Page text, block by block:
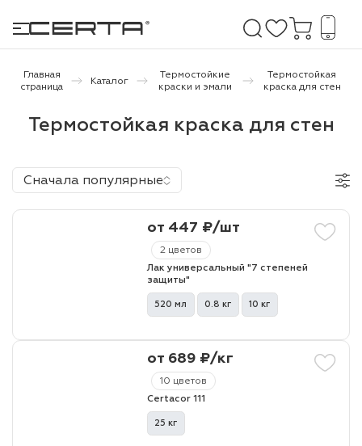
покрытия
Главная
страница
Каталог
Термостойкие
краски и эмали
Термостойкая
краска для стен
Термостойкая краска для стен
Сначала популярные
2 цветов
от 447 ₽/шт
Лак универсальный "7 степеней
защиты"
520 мл 0.8 кг 10 кг
10 цветов
от 689 ₽/кг
Certacor 111
25 кг